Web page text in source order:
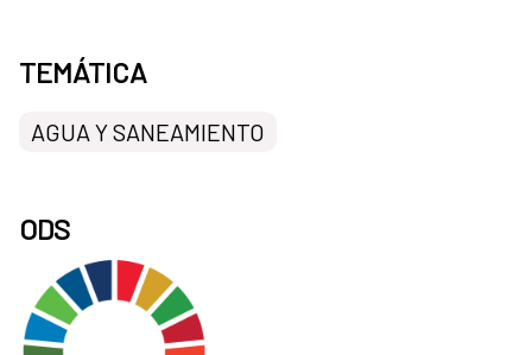
TEMÁTICA
AGUA Y SANEAMIENTO
ODS